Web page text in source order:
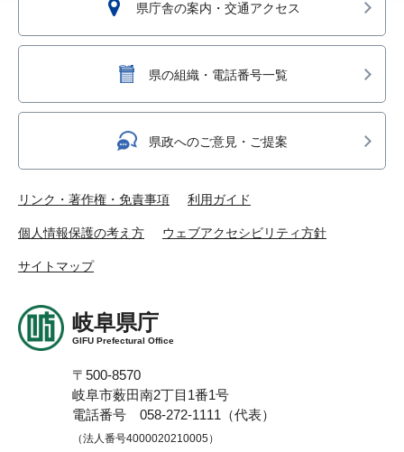
県庁舎の案内・交通アクセス
県の組織・電話番号一覧
県政へのご意見・ご提案
リンク・著作権・免責事項 利用ガイド
個人情報保護の考え方 ウェブアクセシビリティ方針
サイトマップ
岐阜県庁
GIFU Prefectural Office
〒500-8570
岐阜市薮田南2丁目1番1号
電話番号 058-272-1111（代表）
（法人番号4000020210005）